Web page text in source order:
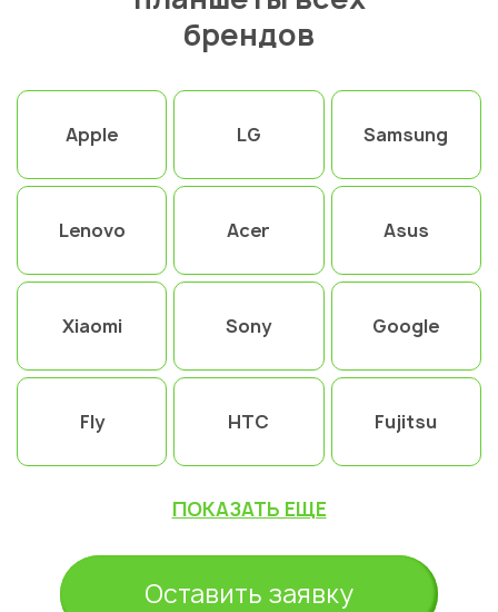
брендов
Apple LG Samsung
Lenovo Acer Asus
Xiaomi Sony Google
Fly HTC Fujitsu
ПОКАЗАТЬ ЕЩЕ
Оставить заявку